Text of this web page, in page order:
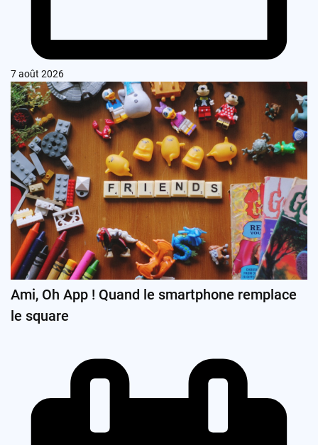
7 août 2026
Ami, Oh App ! Quand le smartphone remplace
le square